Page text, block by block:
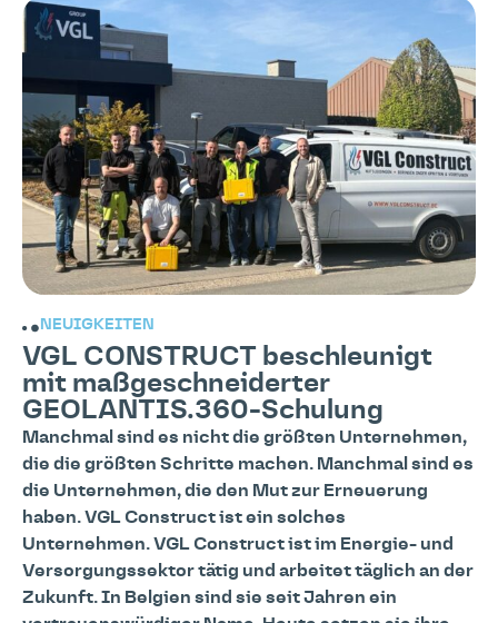
NEUIGKEITEN
VGL CONSTRUCT beschleunigt
mit maßgeschneiderter
GEOLANTIS.360-Schulung
Manchmal sind es nicht die größten Unternehmen,
die die größten Schritte machen. Manchmal sind es
die Unternehmen, die den Mut zur Erneuerung
haben. VGL Construct ist ein solches
Unternehmen. VGL Construct ist im Energie- und
Versorgungssektor tätig und arbeitet täglich an der
Zukunft. In Belgien sind sie seit Jahren ein